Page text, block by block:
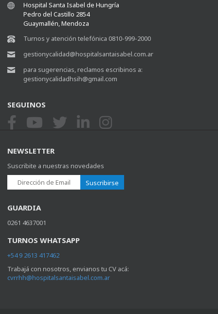
Hospital Santa Isabel de Hungría
Pedro del Castillo 2854
Guaymallén, Mendoza
Turnos y atención telefónica 0810-999-2000
gestionycalidad@hospitalsantaisabel.com.ar
para sugerencias, reclamos escribinos a:
gestionycalidadhsih@gmail.com
SEGUINOS
NEWSLETTER
Suscribite a nuestras novedades
Suscribirse
GUARDIA
0261 4637001
TURNOS WHATSAPP
+54 9 2613 417462
Trabajá con nosotros, envianos tu CV acá:
cvrrhh@hospitalsantaisabel.com.ar